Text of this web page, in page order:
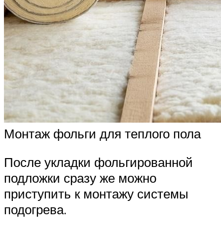
Монтаж фольги для теплого пола
После укладки фольгированной
подложки сразу же можно
приступить к монтажу системы
подогрева.